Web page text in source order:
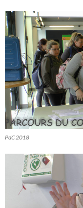
PdC 2018